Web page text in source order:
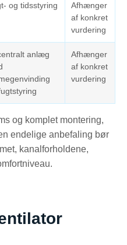
og tidsstyring
Afhænger
af konkret
vurdering
anlæg
Afhænger
af konkret
vurdering
og komplet montering,
endelige anbefaling bør
kanalforholdene,